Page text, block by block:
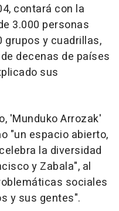
contará con la
3.000 personas
grupos y cuadrillas,
decenas de países
sus
'Munduko Arrozak'
"un espacio abierto,
la diversidad
y Zabala", al
sociales
y sus gentes".